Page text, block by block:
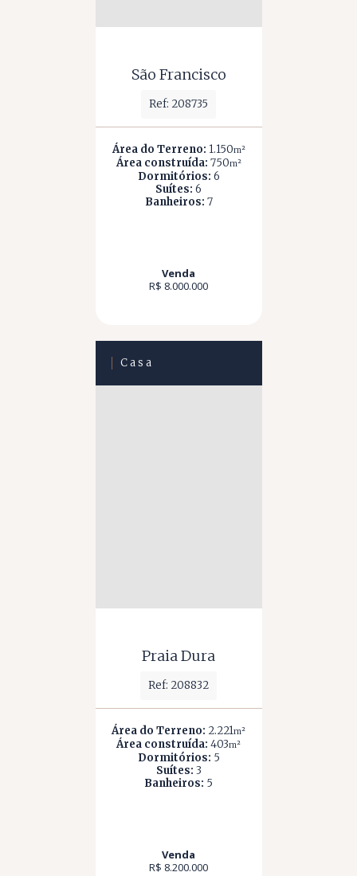
São Francisco
Ref: 208735
Área do Terreno: 1.150m²
Área construída: 750m²
Dormitórios: 6
Suítes: 6
Banheiros: 7
Venda
R$ 8.000.000
Casa
Praia Dura
Ref: 208832
Área do Terreno: 2.221m²
Área construída: 403m²
Dormitórios: 5
Suítes: 3
Banheiros: 5
Venda
R$ 8.200.000